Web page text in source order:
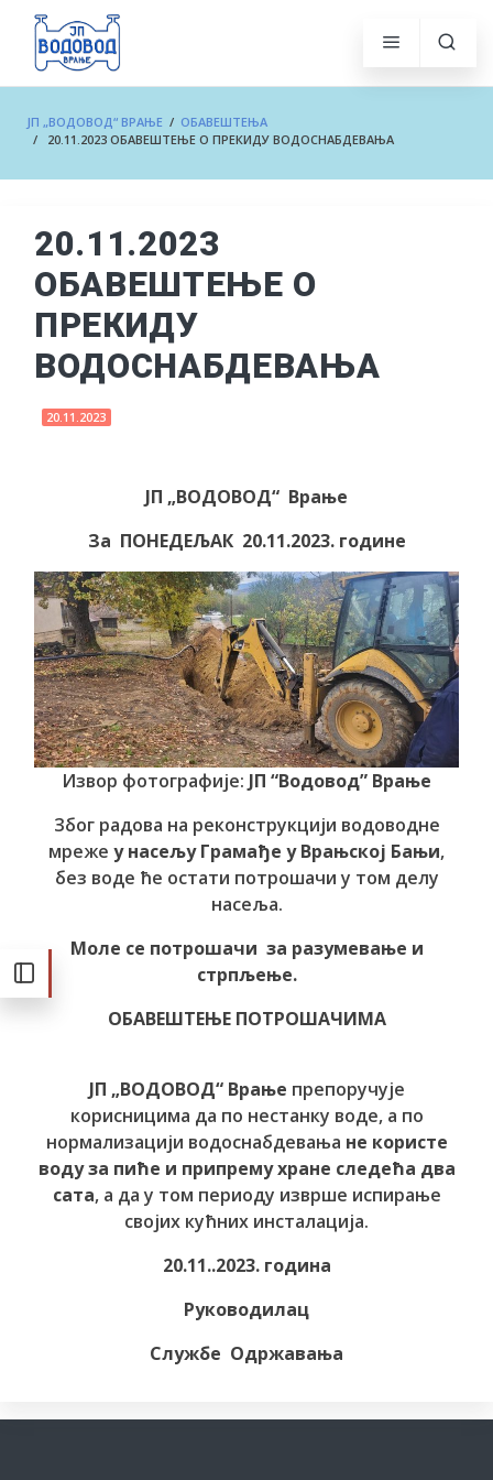
ЈП „ВОДОВОД“ ВРАЊЕ / ОБАВЕШТЕЊА
/ 20.11.2023 ОБАВЕШТЕЊЕ О ПРЕКИДУ ВОДОСНАБДЕВАЊА
20.11.2023
ОБАВЕШТЕЊЕ О
ПРЕКИДУ
ВОДОСНАБДЕВАЊА
20.11.2023
ЈП „ВОДОВОД“ Врање
За ПОНЕДЕЉАК 20.11.2023. године
Извор фотографије: ЈП “Водовод” Врање
Због радова на реконструкцији водоводне
мреже у насељу Грамађе у Врањској Бањи,
без воде ће остати потрошачи у том делу
насеља.
Моле се потрошачи за разумевање и
стрпљење.
ОБАВЕШТЕЊЕ ПОТРОШАЧИМА
ЈП „ВОДОВОД“ Врање препоручује
корисницима да по нестанку воде, а по
нормализацији водоснабдевања не користе
воду за пиће и припрему хране следећа два
сата, а да у том периоду изврше испирање
својих кућних инсталација.
20.11..2023. година
Руководилац
Службе Одржавања